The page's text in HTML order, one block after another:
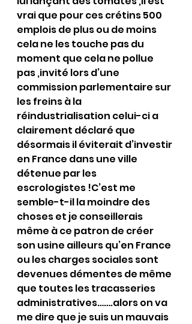
vrai que pour ces crétins 500
emplois de plus ou de moins
cela ne les touche pas du
moment que cela ne pollue
pas ,invité lors d’une
commission parlementaire sur
les freins à la
réindustrialisation celui-ci a
clairement déclaré que
désormais il éviterait d’investir
en France dans une ville
détenue par les
escrologistes !C’est me
semble-t-il la moindre des
choses et je conseillerais
même à ce patron de créer
son usine ailleurs qu’en France
ou les charges sociales sont
devenues démentes de même
que toutes les tracasseries
administratives…….alors on va
me dire que je suis un mauvais